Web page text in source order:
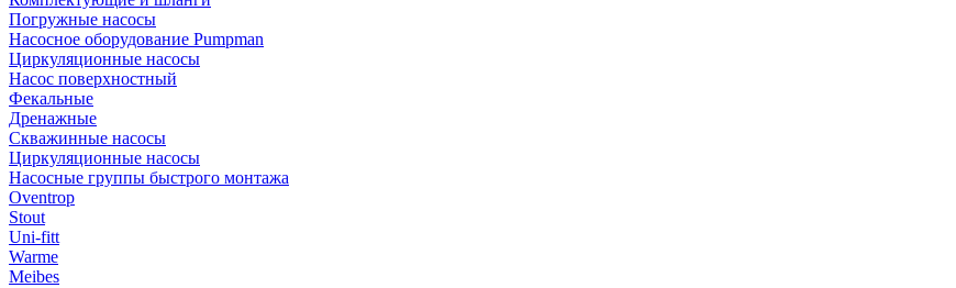
Погружные насосы
Насосное оборудование Pumpman
Циркуляционные насосы
Насос поверхностный
Фекальные
Дренажные
Скважинные насосы
Циркуляционные насосы
Насосные группы быстрого монтажа
Oventrop
Stout
Uni-fitt
Warme
Meibes